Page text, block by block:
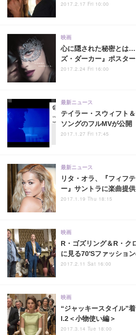
2017.2.17 Fri 10:00
心に隠された秘密とは
ズ・ダーカー』ポスタ
映画
2017.2.24 Fri 16:00
テイラー・スウィフト
ソングのフルMVが公開
最新ニュース
2017.1.27 Fri 17:45
リタ・オラ、『フィフ
ー』サントラに楽曲提供
最新ニュース
2017.1.19 Thu 18:15
R・ゴズリング＆R・ク
に見る70'Sファッショ
映画
2017.2.11 Sat 16:00
“ジャッキースタイル”
l.2＜小物使い編＞
映画
2017.3.14 Tue 18:00